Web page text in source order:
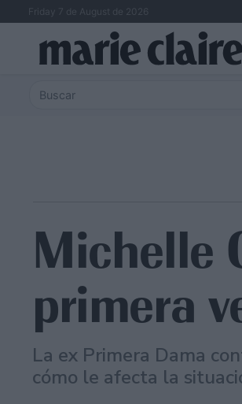
Friday 7 de August de 2026
Michelle
primera
La ex Primera Dama
cómo le afecta la